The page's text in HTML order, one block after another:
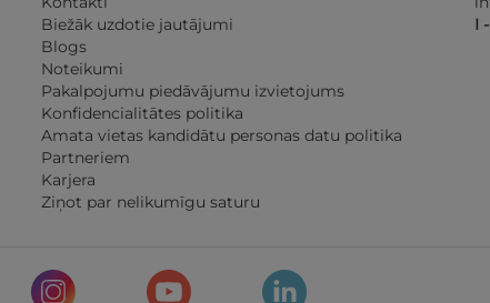
Biežāk uzdotie jautājumi
Blogs
Noteikumi
Pakalpojumu piedāvājumu izvietojums
Konfidencialitātes politika
Amata vietas kandidātu personas datu politika
Partneriem
Karjera
Ziņot par nelikumīgu saturu
I